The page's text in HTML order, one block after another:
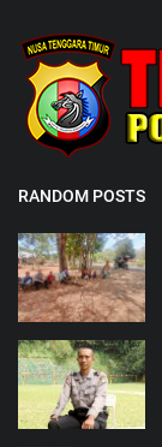
RANDOM POSTS